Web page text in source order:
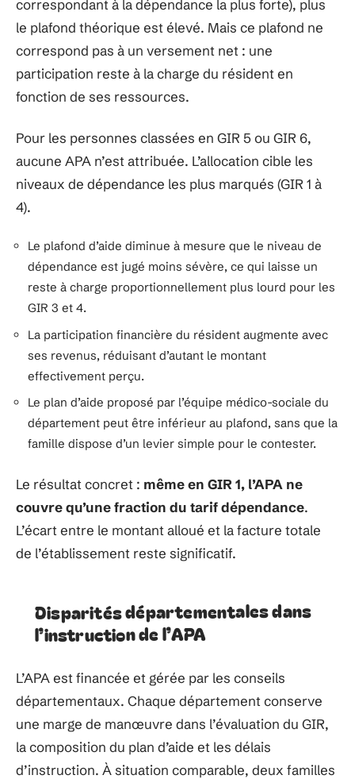
correspondant à la dépendance la plus forte), plus
le plafond théorique est élevé. Mais ce plafond ne
correspond pas à un versement net : une
participation reste à la charge du résident en
fonction de ses ressources.
Pour les personnes classées en GIR 5 ou GIR 6,
aucune APA n’est attribuée. L’allocation cible les
niveaux de dépendance les plus marqués (GIR 1 à
4).
Le plafond d’aide diminue à mesure que le niveau de
dépendance est jugé moins sévère, ce qui laisse un
reste à charge proportionnellement plus lourd pour les
GIR 3 et 4.
La participation financière du résident augmente avec
ses revenus, réduisant d’autant le montant
effectivement perçu.
Le plan d’aide proposé par l’équipe médico-sociale du
département peut être inférieur au plafond, sans que la
famille dispose d’un levier simple pour le contester.
Le résultat concret : même en GIR 1, l’APA ne
couvre qu’une fraction du tarif dépendance.
L’écart entre le montant alloué et la facture totale
de l’établissement reste significatif.
Disparités départementales dans
l’instruction de l’APA
L’APA est financée et gérée par les conseils
départementaux. Chaque département conserve
une marge de manœuvre dans l’évaluation du GIR,
la composition du plan d’aide et les délais
d’instruction. À situation comparable, deux familles